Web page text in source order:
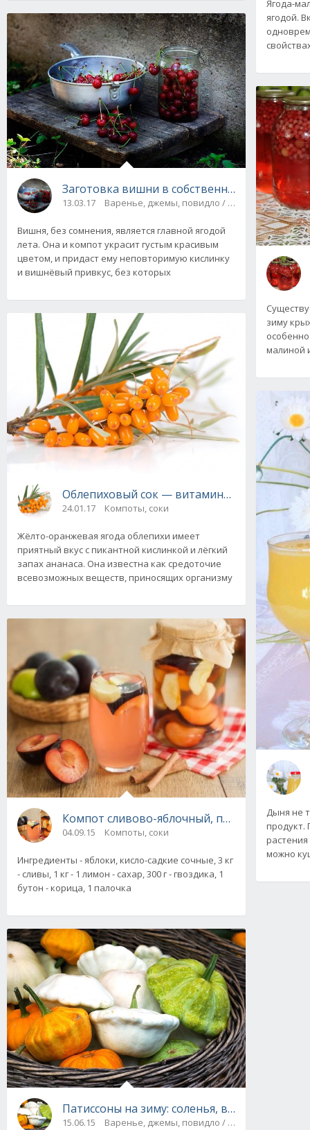
Заготовка вишни в собственном соку на
13.03.17 Варенье, джемы, повидло / Компоты, соки
Вишня, без сомнения, является главной ягодой
лета. Она и компот украсит густым красивым
цветом, и придаст ему неповторимую кислинку
и вишнёвый привкус, без которых
Облепиховый сок — витаминная бомба на
24.01.17 Компоты, соки
Жёлто-оранжевая ягода облепихи имеет
приятный вкус с пикантной кислинкой и лёгкий
запах ананаса. Она известна как средоточие
всевозможных веществ, приносящих организму
Компот сливово-яблочный, пошаговый
04.09.15 Компоты, соки
Ингредиенты - яблоки, кисло-садкие сочные, 3 кг
- сливы, 1 кг - 1 лимон - сахар, 300 г - гвоздика, 1
бутон - корица, 1 палочка
Патиссоны на зиму: соленья, в маринаде,
15.06.15 Варенье, джемы, повидло / Компоты, соки /
Ягода-
ягодой.
зиму
малиной
Дыня не
продукт.
можно